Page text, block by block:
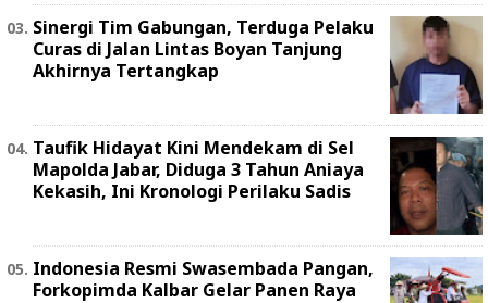
Sinergi Tim Gabungan, Terduga Pelaku
Curas di Jalan Lintas Boyan Tanjung
Akhirnya Tertangkap
Taufik Hidayat Kini Mendekam di Sel
Mapolda Jabar, Diduga 3 Tahun Aniaya
Kekasih, Ini Kronologi Perilaku Sadis
Indonesia Resmi Swasembada Pangan,
Forkopimda Kalbar Gelar Panen Raya